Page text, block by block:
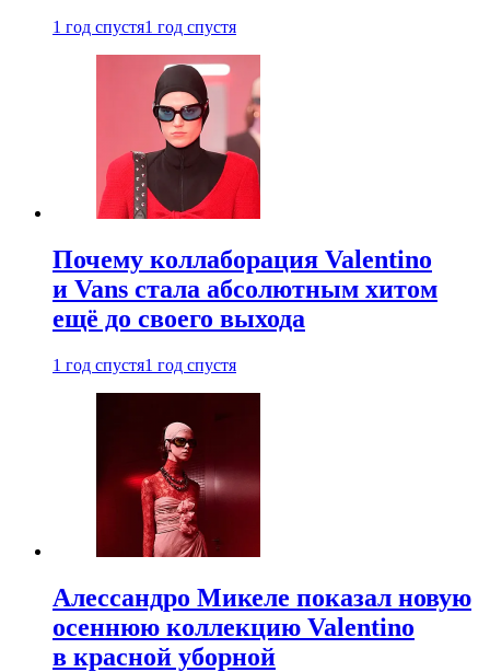
1 год спустя1 год спустя
Почему коллаборация Valentino
и Vans стала абсолютным хитом
ещё до своего выхода
1 год спустя1 год спустя
Алессандро Микеле показал новую
осеннюю коллекцию Valentino
в красной уборной